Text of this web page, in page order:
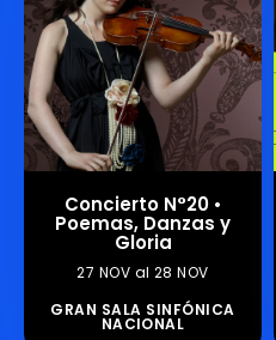
Concierto N°20 •
Poemas, Danzas y
Gloria
27 NOV al 28 NOV
GRAN SALA SINFÓNICA
NACIONAL